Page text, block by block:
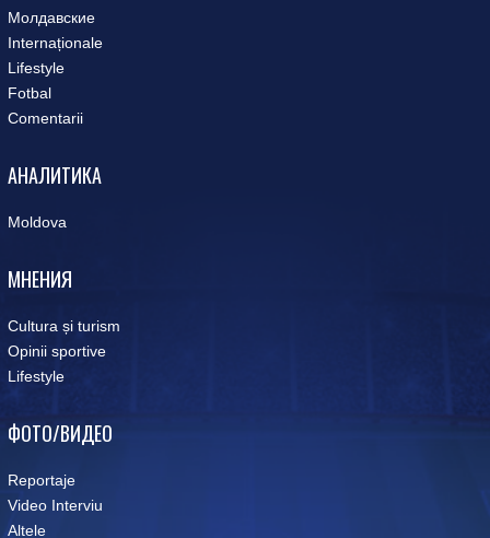
Молдавские
Internaționale
Lifestyle
Fotbal
Comentarii
АНАЛИТИКА
Moldova
МНЕНИЯ
Cultura și turism
Opinii sportive
Lifestyle
ФОТО/ВИДЕО
Reportaje
Video Interviu
Altele